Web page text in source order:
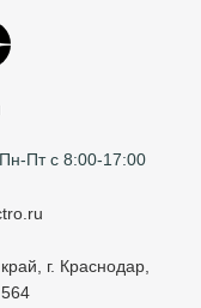
Пн-Пт с 8:00-17:00
г. Краснодар,